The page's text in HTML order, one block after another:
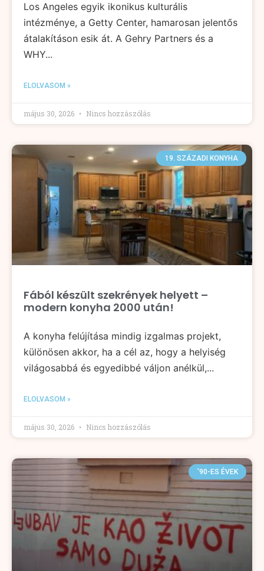
Los Angeles egyik ikonikus kulturális
intézménye, a Getty Center, hamarosan jelentős
átalakításon esik át. A Gehry Partners és a
WHY...
ELOLVASOM »
május 30, 2026 Nincs hozzászólás
19. SZÁZADI KONYHA
Fából készült szekrények helyett –
modern konyha 2000 után!
A konyha felújítása mindig izgalmas projekt,
különösen akkor, ha a cél az, hogy a helyiség
világosabbá és egyedibbé váljon anélkül,...
ELOLVASOM »
május 30, 2026 Nincs hozzászólás
'90-ES ÉVEK